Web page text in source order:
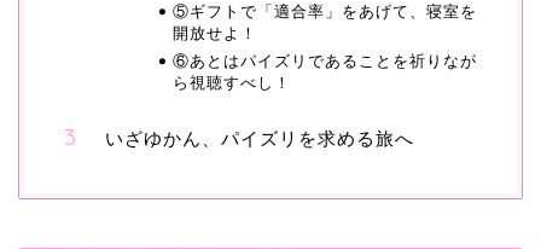
⑤ギフトで「適合率」をあげて、寝室を
開放せよ！
⑥あとはパイズリであることを祈りなが
ら視聴すべし！
いざゆかん、パイズリを求める旅へ